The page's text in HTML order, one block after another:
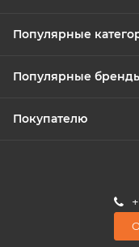
Популярные
Популярные
Покупателю